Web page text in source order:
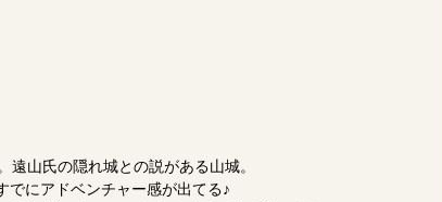
山氏の隠れ城との説がある山城。
でにアドベンチャー感が出てる♪